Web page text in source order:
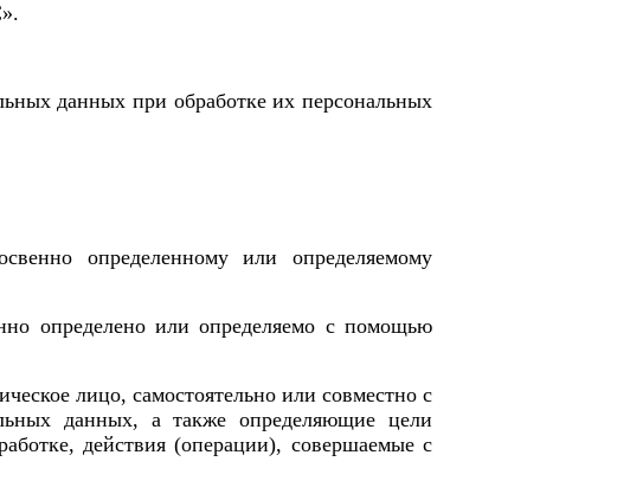
.
данных при обработке их персональных
определенному или определяемому
определено или определяемо с помощью
лицо, самостоятельно или совместно с
данных, а также определяющие цели
действия (операции), совершаемые с